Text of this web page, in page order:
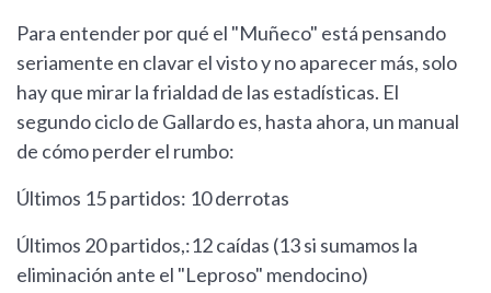
Para entender por qué el "Muñeco" está pensando
seriamente en clavar el visto y no aparecer más, solo
hay que mirar la frialdad de las estadísticas. El
segundo ciclo de Gallardo es, hasta ahora, un manual
de cómo perder el rumbo:
Últimos 15 partidos: 10 derrotas
Últimos 20 partidos,:12 caídas (13 si sumamos la
eliminación ante el "Leproso" mendocino)